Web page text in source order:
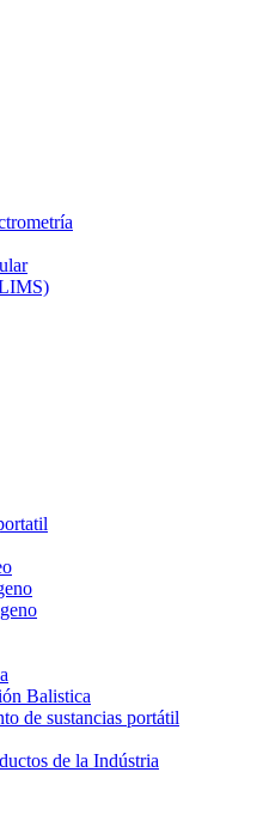
Balistica
de sustancias portátil
de la Indústria